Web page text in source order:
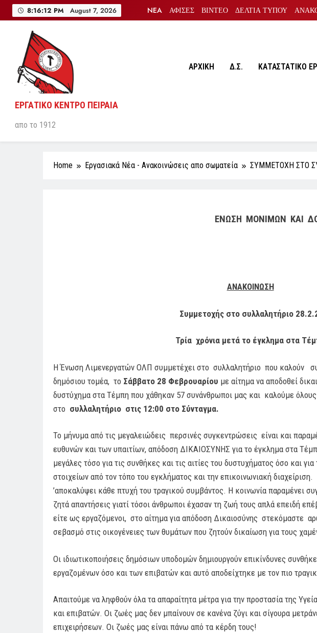
Skip
8:16:13 PM August 7, 2026 NEA ΑΦΙΣΕΣ ΒΙΝΤΕΟ ΔΕΛΤΙΑ ΤΥΠΟΥ
ΕΡΓΑΤΙΚΟ ΚΕΝΤΡΟ ΠΕΙΡΑΙΑ
απο το 1912
ΑΡΧΙΚΗ Δ.Σ. ΚΑΤΑΣΤΑΤΙΚΟ
Home Εργασιακά Νέα - Aνακοινώσεις απο σωματεία ΣΥΜΜΕΤΟΧΗ ΣΤΟ
ΕΝΩΣΗ ΜΟΝΙΜΩΝ ΚΑΙ ΔΟΚΙΜΩΝ
ΑΝΑΚΟΙΝΩΣΗ
Συμμετοχής στο συλλαλητήριο
Τρία χρόνια μετά το έγκλημα στα
Η Ένωση Λιμενεργατών ΟΛΠ συμμετέχει στο συλλαλητήριο που καλούν
δημόσιου τομέα, το Σάββατο 28 Φεβρουαρίου με αίτημα να αποδοθεί
δυστύχημα στα Τέμπη που χάθηκαν 57 συνάνθρωποι μας και καλούμε
στο συλλαλητήριο στις 12:00 στο Σύνταγμα.
Το μήνυμα από τις μεγαλειώδεις περσινές συγκεντρώσεις είναι και
ευθυνών και των υπαιτίων, απόδοση ΔΙΚΑΙΟΣΥΝΗΣ για το έγκλημα στα
μεγάλες τόσο για τις συνθήκες και τις αιτίες του δυστυχήματος όσο και
στοιχείων από τον τόπο του εγκλήματος και την επικοινωνιακή
’αποκαλύψει κάθε πτυχή του τραγικού συμβάντος. Η κοινωνία παραμένει
ζητά απαντήσεις γιατί τόσοι άνθρωποι έχασαν τη ζωή τους απλά επειδή
είτε ως εργαζόμενοι, στο αίτημα για απόδοση Δικαιοσύνης στεκόμαστε
σεβασμό στις οικογένειες των θυμάτων που ζητούν δικαίωση για τους
Οι ιδιωτικοποιήσεις δημόσιων υποδομών δημιουργούν επικίνδυνες
εργαζομένων όσο και των επιβατών και αυτό αποδείχτηκε με τον πιο
Απαιτούμε να ληφθούν όλα τα απαραίτητα μέτρα για την προστασία της
και επιβατών. Οι ζωές μας δεν μπαίνουν σε κανένα ζύγι και σίγουρα
επιχειρήσεων. Οι ζωές μας είναι πάνω από τα κέρδη τους!